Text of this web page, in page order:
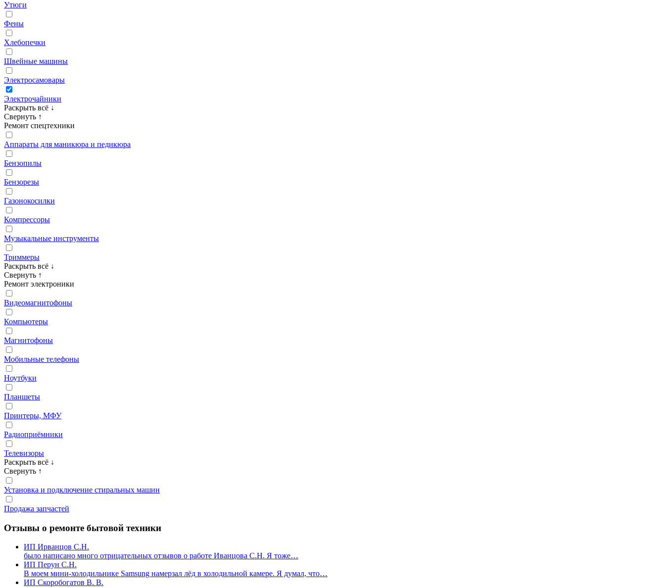
Утюги
Фены
Хлебопечки
Швейные машины
Электросамовары
Электрочайники
Раскрыть всё ↓
Свернуть ↑
Ремонт спецтехники
Аппараты для маникюра и педикюра
Бензопилы
Бензорезы
Газонокосилки
Компрессоры
Музыкальные инструменты
Триммеры
Раскрыть всё ↓
Свернуть ↑
Ремонт электроники
Видеомагнитофоны
Компьютеры
Магнитофоны
Мобильные телефоны
Ноутбуки
Планшеты
Принтеры, МФУ
Радиоприёмники
Телевизоры
Раскрыть всё ↓
Свернуть ↑
Установка и подключение стиральных машин
Продажа запчастей
Отзывы о ремонте бытовой техники
ИП Ирванцов С.Н.
было написано много отрицательных отзывов о работе Иванцова С.Н. Я тоже…
ИП Перун С.Н.
В моем мини-холодильнике Samsung намерзал лёд в холодильной камере. Я думал, что…
ИП Скоробогатов В. В.